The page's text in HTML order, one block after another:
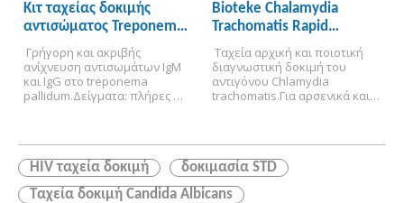
Κιτ ταχείας δοκιμής
αντισώματος Treponema
Pallidum αντίσωμα
(ανοσοχρωματογραφική
δοκιμασία)
Γρήγορη και ακριβής
ανίχνευση αντισωμάτων IgM
και IgG στο treponema
pallidum.Δείγματα: πλήρες
Bioteke Chalamydia
Trachomatis Rapid
αντιγόνιο κιτ δοκιμής
αντιγόνου στο σπίτι STI
Διαγνωστική δοκιμή
κασέτα
Ταχεία αρχική και ποιοτική
διαγνωστική δοκιμή του
αντιγόνου Chlamydia
trachomatis.Για αρσενικά και
μήνες.Για επαγγελματική
κλινική χρήση.
HIV ταχεία δοκιμή
δοκιμασία STD
Ταχεία δοκιμή Candida Albicans